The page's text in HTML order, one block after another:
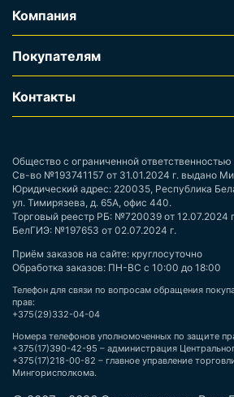
Компания
Покупателям
Контакты
Общество с ограниченной ответственностью
Св-во №193741157 от 31.01.2024 г. выдано
Юридический адрес: 220035, Республика
ул. Тимирязева, д. 65А, офис 440.
Торговый реестр РБ: №720039 от 12.07.2024
БелГИЭ: №197653 от 02.07.2024 г.
Приём заказов на сайте: круглосуточно
Обработка заказов: ПН-ВС с 10:00 до 18:00
Телефон для связи по вопросам обращения
прав:
+375(29)332-04-04
Номера телефонов уполномоченных по защите
+375(17)390-42-95 – администрация
+375(17)218-00-82 – главное управление
Мингорисполкома.